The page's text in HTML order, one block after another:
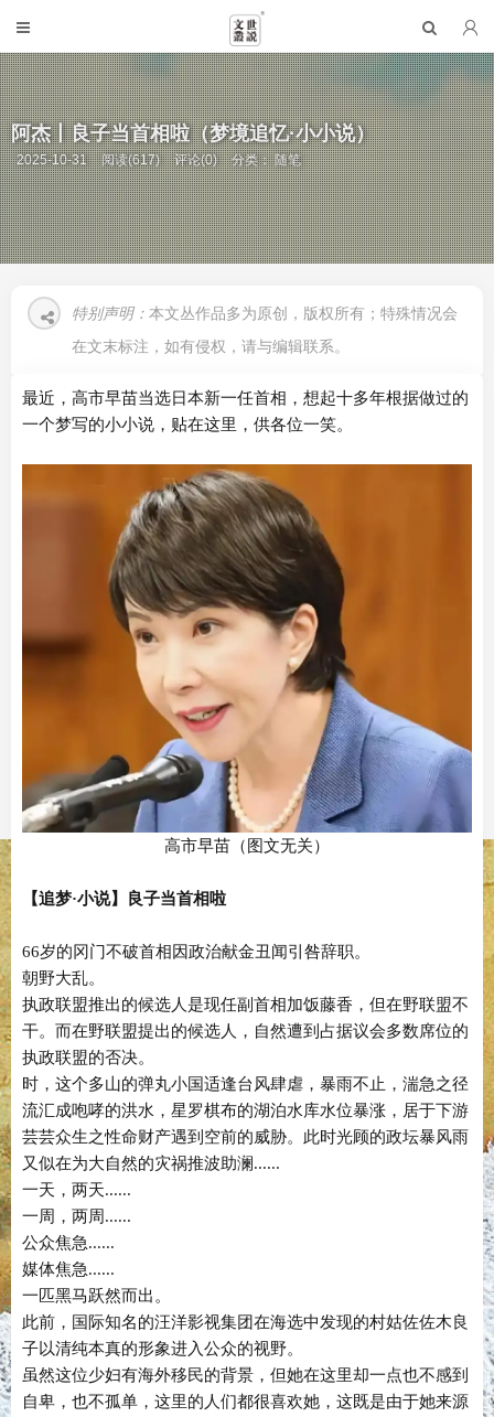
阿杰丨良子当首相啦（梦境追忆·小小说）
2025-10-31 阅读(617) 评论(0) 分类：随笔
特别声明： 本文丛作品多为原创，版权所有；特殊情况会
在文末标注，如有侵权，请与编辑联系。
最近，高市早苗当选日本新一任首相，想起十多年根据做过的
一个梦写的小小说，贴在这里，供各位一笑。
高市早苗（图文无关）
【追梦·小说】良子当首相啦
66岁的冈门不破首相因政治献金丑闻引咎辞职。
朝野大乱。
执政联盟推出的候选人是现任副首相加饭藤香，但在野联盟不
干。而在野联盟提出的候选人，自然遭到占据议会多数席位的
执政联盟的否决。
时，这个多山的弹丸小国适逢台风肆虐，暴雨不止，湍急之径
流汇成咆哮的洪水，星罗棋布的湖泊水库水位暴涨，居于下游
芸芸众生之性命财产遇到空前的威胁。此时光顾的政坛暴风雨
又似在为大自然的灾祸推波助澜......
一天，两天......
一周，两周......
公众焦急......
媒体焦急......
一匹黑马跃然而出。
此前，国际知名的汪洋影视集团在海选中发现的村姑佐佐木良
子以清纯本真的形象进入公众的视野。
虽然这位少妇有海外移民的背景，但她在这里却一点也不感到
自卑，也不孤单，这里的人们都很喜欢她，这既是由于她来源